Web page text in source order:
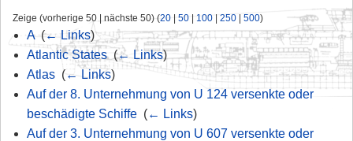
Zeige (vorherige 50 | nächste 50) (20 | 50 | 100 | 250 | 500)
A‎ (← Links)
Atlantic States‎ (← Links)
Atlas‎ (← Links)
Auf der 8. Unternehmung von U 124 versenkte oder
beschädigte Schiffe‎ (← Links)
Auf der 3. Unternehmung von U 607 versenkte oder